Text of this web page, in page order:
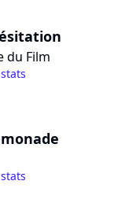
du Film